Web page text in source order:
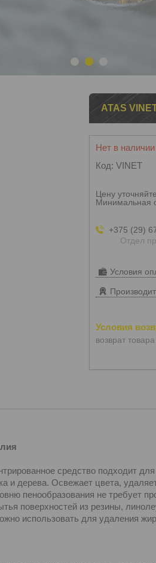
ATAS
Нет в наличии
Код: VINET
Цену уточняйте
Минимальная
+375 (29)
Отдел
Условия
возврат
средство подходит для
и дерева. Освежает цвета,
пенообразования не требует
поверхностей из резины,
использовать для удаления